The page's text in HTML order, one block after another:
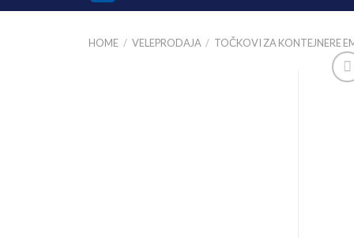
HOME / VELEPRODAJA / TOČKOVI ZA KONTEJNERE